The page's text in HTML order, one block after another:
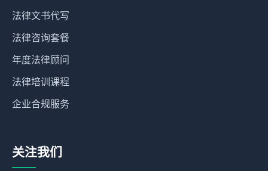
法律文书代写
法律咨询套餐
年度法律顾问
法律培训课程
企业合规服务
关注我们